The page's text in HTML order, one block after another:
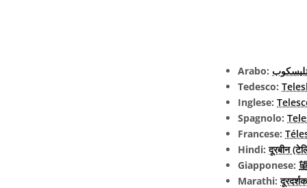
Arabo:
Tedesco:
Inglese:
Spagnolo:
Francese:
Hindi:दूरबीन
Giapponese:
Marathi: